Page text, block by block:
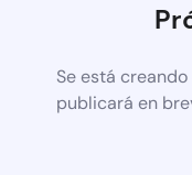
Se está
publicará en